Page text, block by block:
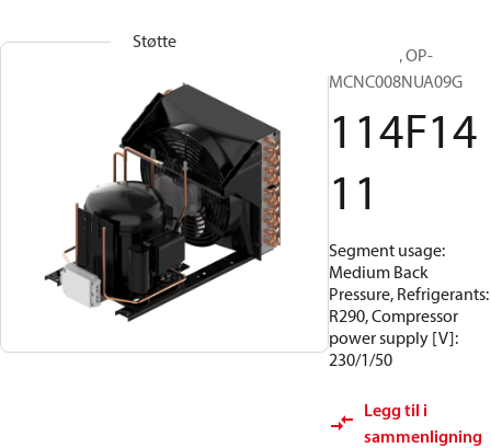
Støtte
Optyma™, OP-
MCNC008NUA09G
114F14
11
Segment usage:
Medium Back
Pressure, Refrigerants:
R290, Compressor
power supply [V]:
230/1/50
Legg til i
sammenligning